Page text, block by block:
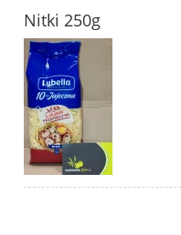
Nitki 250g